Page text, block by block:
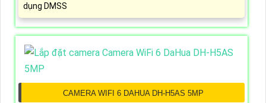
dụng DMSS
CAMERA WIFI 6 DAHUA DH-H5AS 5MP